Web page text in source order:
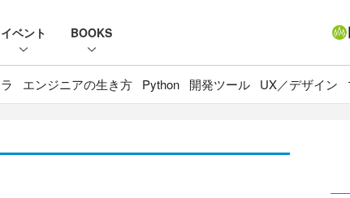
イベント BOOKS
エンジニアの生き方 Python 開発ツール UX／デザイン